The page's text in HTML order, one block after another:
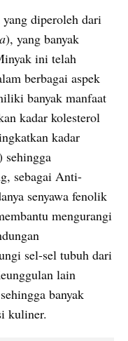
diperoleh dari
), yang banyak
ini telah
berbagai aspek
banyak manfaat
kadar kolesterol
kadar
sebagai Anti-
senyawa fenolik
mengurangi
sel-sel tubuh dari
lain
banyak
kuliner.